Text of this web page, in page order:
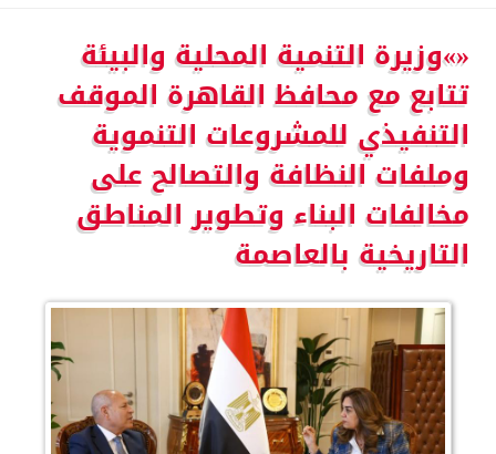
«»وزيرة التنمية المحلية والبيئة
تتابع مع محافظ القاهرة الموقف
التنفيذي للمشروعات التنموية
وملفات النظافة والتصالح على
مخالفات البناء وتطوير المناطق
التاريخية بالعاصمة